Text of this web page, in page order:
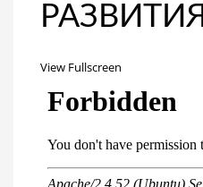
РАЗВИТИЯ
View Fullscreen
PDF